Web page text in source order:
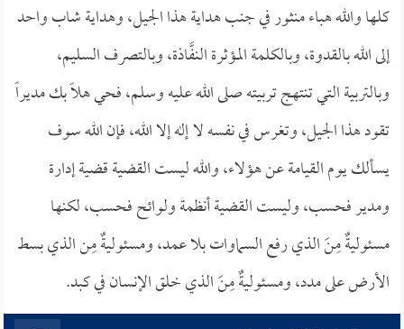
كلها والله هباء منثور في جنب هداية هذا الجيل، وهداية شاب واحد
إلى الله بالقدوة، وبالكلمة المؤثرة النفَّاذة، وبالتصرف السليم،
وبالتربية التي تنتهج تربيته صلى الله عليه وسلم، فحي هلاً بك مديراً
تقود هذا الجيل، وتغرس في نفسه لا إله إلا الله، فإن الله سوف
يسألك يوم القيامة عن هؤلاء، والله ليست القضية قضية إدارة
ومدير فحسب، وليست القضية أنظمة ولوائح فحسب، لكنها
مسئوليةٌ مِنَ الذي رفع السماوات بلا عمد، ومسئوليةٌ مِن الذي بسط
الأرض على مدد، ومسئوليةٌ مِنَ الذي خلق الإنسان في كبد.